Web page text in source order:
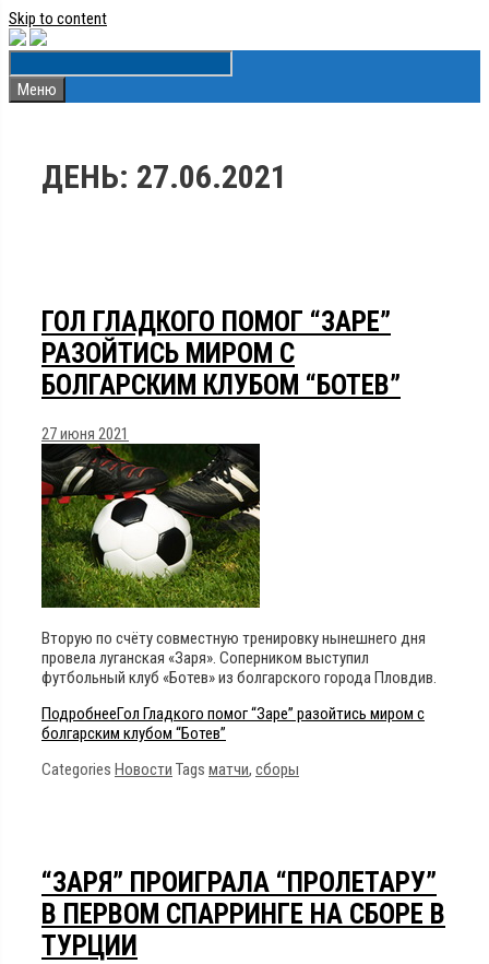
Skip to content
Меню
ДЕНЬ: 27.06.2021
ГОЛ ГЛАДКОГО ПОМОГ “ЗАРЕ”
РАЗОЙТИСЬ МИРОМ С
БОЛГАРСКИМ КЛУБОМ “БОТЕВ”
27 июня 2021
Вторую по счёту совместную тренировку нынешнего дня
провела луганская «Заря». Соперником выступил
футбольный клуб «Ботев» из болгарского города Пловдив.
ПодробнееГол Гладкого помог “Заре” разойтись миром с
болгарским клубом “Ботев”
Categories Новости Tags матчи, сборы
“ЗАРЯ” ПРОИГРАЛА “ПРОЛЕТАРУ”
В ПЕРВОМ СПАРРИНГЕ НА СБОРЕ В
ТУРЦИИ